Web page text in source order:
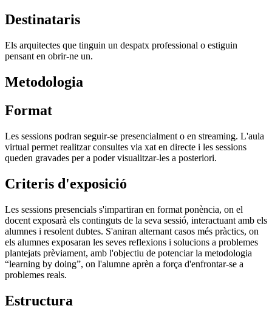
Destinataris
Els arquitectes que tinguin un despatx professional o estiguin
pensant en obrir-ne un.
Metodologia
Format
Les sessions podran seguir-se presencialment o en streaming. L'aula
virtual permet realitzar consultes via xat en directe i les sessions
queden gravades per a poder visualitzar-les a posteriori.
Criteris d'exposició
Les sessions presencials s'impartiran en format ponència, on el
docent exposarà els continguts de la seva sessió, interactuant amb els
alumnes i resolent dubtes. S'aniran alternant casos més pràctics, on
els alumnes exposaran les seves reflexions i solucions a problemes
plantejats prèviament, amb l'objectiu de potenciar la metodologia
“learning by doing”, on l'alumne aprèn a força d'enfrontar-se a
problemes reals.
Estructura